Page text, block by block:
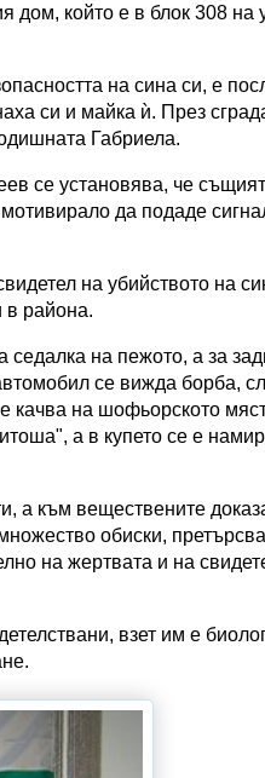
дом, който е в блок 308 на
на сина си, е
си и майка ѝ. През
Габриела.
се установява, че същият
да подаде
на убийството на
в района.
на пежото, а за
се вижда борба,
качва на шофьорското
а в купето се е
а към веществените
обиски,
на жертвата и на
взет им е